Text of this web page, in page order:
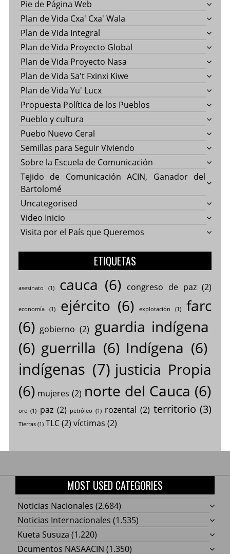
Pie de Página Web
Plan de Vida Cxa' Cxa' Wala
Plan de Vida Integral
Plan de Vida Proyecto Global
Plan de Vida Proyecto Nasa
Plan de Vida Sa't Fxinxi Kiwe
Plan de Vida Yu' Lucx
Propuesta Política de los Pueblos
Pueblo y cultura
Puebo Nuevo Ceral
Semillas para Seguir Viviendo
Sobre la Escuela de Comunicación
Tejido de Comunicación ACIN, Ganador del
Bartolomé
Uncategorised
Video Inicio
Visita por el País que Queremos
ETIQUETAS
asesinato (1) cauca (6) congreso de paz(2)
economía(1) ejército (6) explotación (1)
farc
(6) gobierno (2) guardia indígena
(6) guerrilla (6) Indígena (6)
indígenas (7) justicia Propia
(6) mujeres (2) norte del Cauca (6)
oro (1) paz (2) petróleo (1) rozental (2) territorio (3)
Tierras(1) TLC(2) víctimas (2)
MOST USED CATEGORIES
Noticias Nacionales (2.684)
Noticias Internacionales (1.535)
Kueta Susuza (1.220)
Dcumentos NASAACIN (1.350)